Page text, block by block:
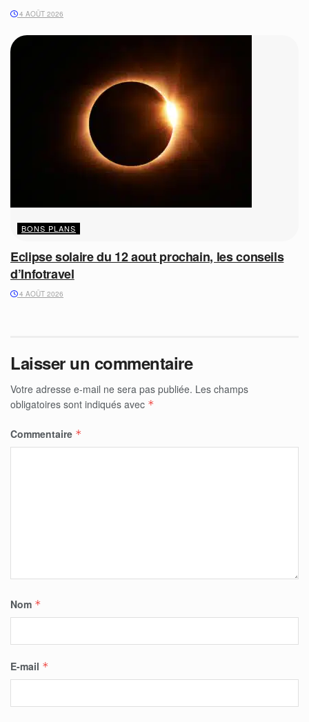
4 AOÛT 2026
BONS PLANS
Eclipse solaire du 12 aout prochain, les conseils
d’Infotravel
4 AOÛT 2026
Laisser un commentaire
Votre adresse e-mail ne sera pas publiée. Les champs
obligatoires sont indiqués avec *
Commentaire *
Nom *
E-mail *